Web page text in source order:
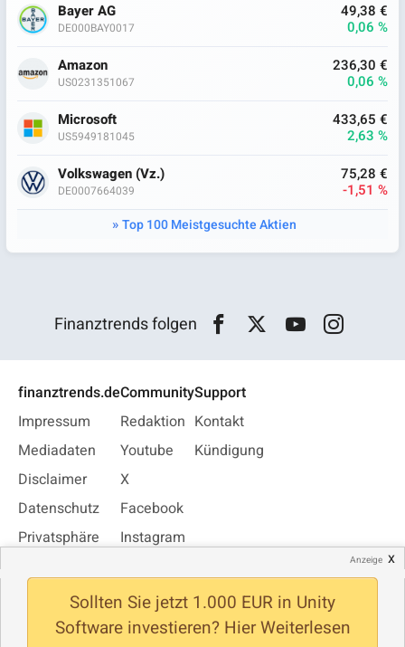
Bayer AG
DE000BAY0017
49,38 €
0,06 %
Amazon
US0231351067
236,30 €
0,06 %
Microsoft
US5949181045
433,65 €
2,63 %
Volkswagen (Vz.)
DE0007664039
75,28 €
-1,51 %
Top 100 Meistgesuchte Aktien
Anzeige x
Sollten Sie jetzt 1.000 EUR in Unity
Software investieren? Hier Weiterlesen
Finanztrends folgen
finanztrends.de
Impressum
Mediadaten
Disclaimer
Datenschutz
Privatsphäre
Newsletter
Community
Redaktion
Youtube
X
Facebook
Instagram
Support
Kontakt
Kündigung